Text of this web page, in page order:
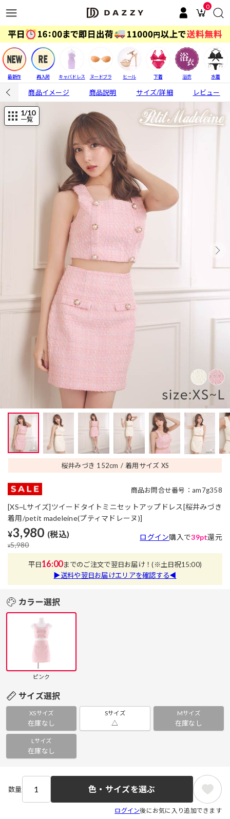
0
最新作 再入荷 キャバドレス ヌードブラ ヒール 下着 浴衣 水着
商品イメージ 商品説明 サイズ/詳細 レビュー
1/10
一覧
桜井みづき 152cm 着用サイズ XS
商品お問合せ番号：am7g358
[XS~Lサイズ]ツイードタイトミニセットアップドレス[桜井みづき
着用/petit madeleine(プティマドレーヌ)]
¥3,980 (税込)
¥5,980
ログイン購入で39pt還元
平日16:00までのご注文で翌日お届け！(※土日祝15:00)
▶送料や翌日お届けエリアを確認する◀
カラー選択
ピンク
サイズ選択
XSサイズ
在庫なし
Sサイズ
△
Mサイズ
在庫なし
Lサイズ
在庫なし
数量 色・サイズを選ぶ
ログイン後にお気に入り追加できます